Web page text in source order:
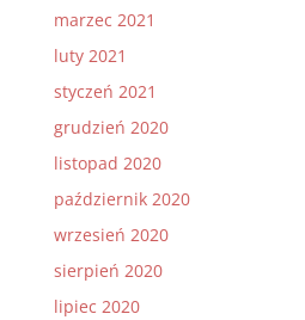
marzec 2021
luty 2021
styczeń 2021
grudzień 2020
listopad 2020
październik 2020
wrzesień 2020
sierpień 2020
lipiec 2020